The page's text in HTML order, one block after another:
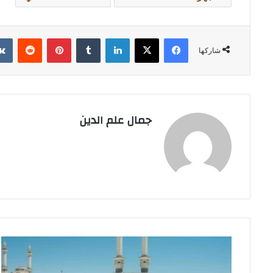
شاركها
فيسبوك ‫X لينكدإن بينتيريست
جمال علم الدين